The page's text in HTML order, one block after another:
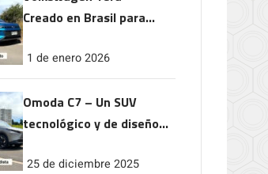
Creado en Brasil para
1 de enero 2026
Omoda C7 – Un SUV
tecnológico y de diseño
25 de diciembre 2025